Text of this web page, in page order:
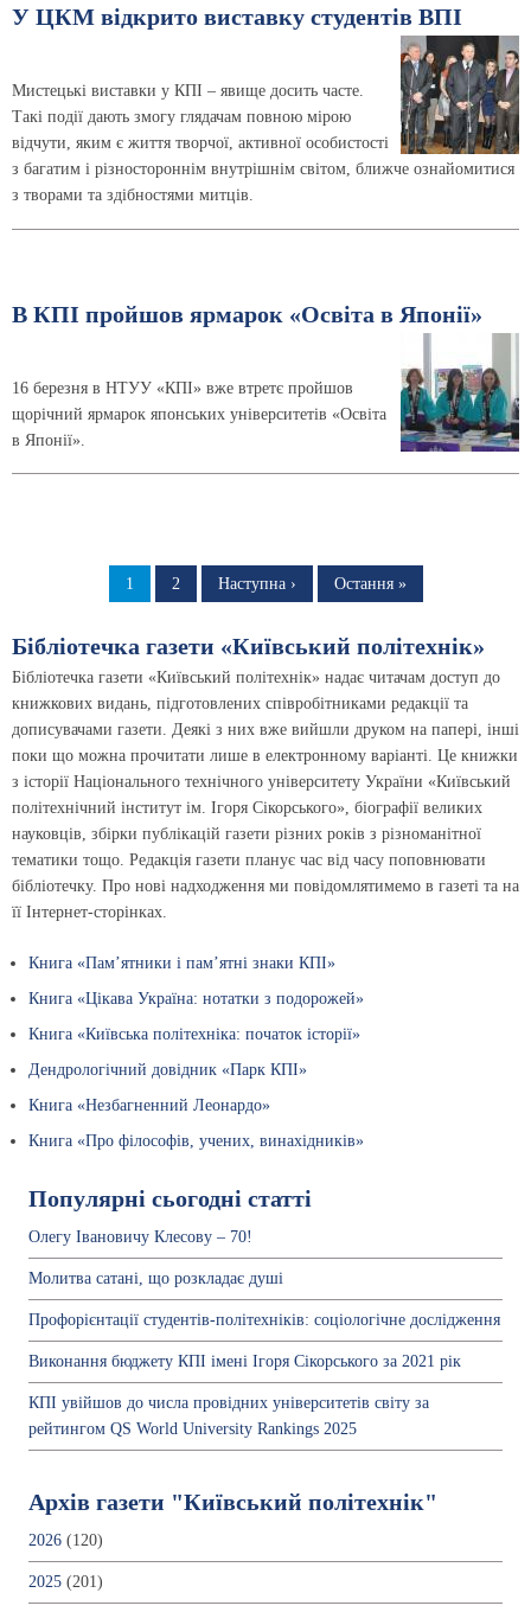
У ЦКМ відкрито виставку студентів ВПІ
Мистецькі виставки у КПІ – явище досить часте.
Такі події дають змогу глядачам повною мірою
відчути, яким є життя творчої, активної особистості
з багатим і різностороннім внутрішнім світом, ближче ознайомитися
з творами та здібностями митців.
В КПІ пройшов ярмарок «Освіта в Японії»
16 березня в НТУУ «КПІ» вже втретє пройшов
щорічний ярмарок японських університетів «Освіта
в Японії».
Сторінка
1 Сторінка
2
Наступна
Наступна ›
Остання
Остання »
Бібліотечка газети «Київський політехнік»
Бібліотечка газети «Київський політехнік» надає читачам доступ до
книжкових видань, підготовлених співробітниками редакції та
дописувачами газети. Деякі з них вже вийшли друком на папері, інші
поки що можна прочитати лише в електронному варіанті. Це книжки
з історії Національного технічного університету України «Київський
політехнічний інститут ім. Ігоря Сікорського», біографії великих
науковців, збірки публікацій газети різних років з різноманітної
тематики тощо. Редакція газети планує час від часу поповнювати
бібліотечку. Про нові надходження ми повідомлятимемо в газеті та на
її Інтернет-сторінках.
Книга «Пам’ятники і пам’ятні знаки КПІ»
Книга «Цікава Україна: нотатки з подорожей»
Книга «Київська політехніка: початок історії»
Дендрологічний довідник «Парк КПІ»
Книга «Незбагненний Леонардо»
Книга «Про філософів, учених, винахідників»
Популярні сьогодні статті
Олегу Івановичу Клесову – 70!
Молитва сатані, що розкладає душі
Профорієнтації студентів-політехніків: соціологічне дослідження
Виконання бюджету КПІ імені Ігоря Сікорського за 2021 рік
КПІ увійшов до числа провідних університетів світу за
рейтингом QS World University Rankings 2025
Архів газети "Київський політехнік"
2026 (120)
2025 (201)